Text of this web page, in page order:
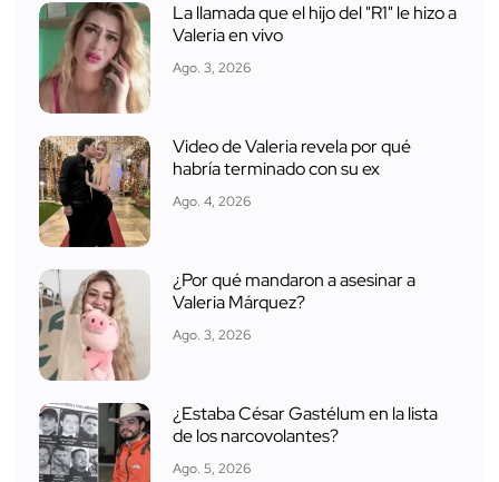
La llamada que el hijo del "R1" le hizo a
Valeria en vivo
Ago. 3, 2026
Video de Valeria revela por qué
habría terminado con su ex
Ago. 4, 2026
¿Por qué mandaron a asesinar a
Valeria Márquez?
Ago. 3, 2026
¿Estaba César Gastélum en la lista
de los narcovolantes?
Ago. 5, 2026